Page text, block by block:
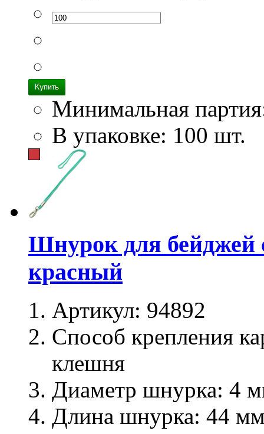
Минимальная
В упаковке: 100 шт.
Шнурок для бейджей
красный
Артикул: 94892
Способ крепления
клешня
Диаметр шнурка: 4
Длина шнурка: 44